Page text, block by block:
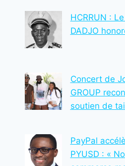
HCRRUN :
DADJO
Concert de
GROUP
soutien de
PayPal
PYUSD : «